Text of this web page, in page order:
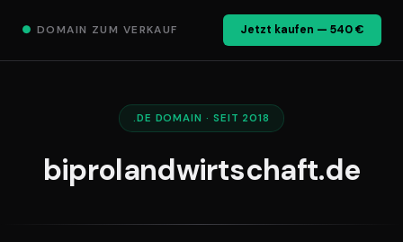
● DOMAIN ZUM VERKAUF Jetzt kaufen — 540 €
.DE DOMAIN · SEIT 2018
biprolandwirtschaft.de